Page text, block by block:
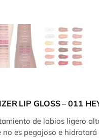
LIP GLOSS – 011
de labios ligero
no es pegajoso e